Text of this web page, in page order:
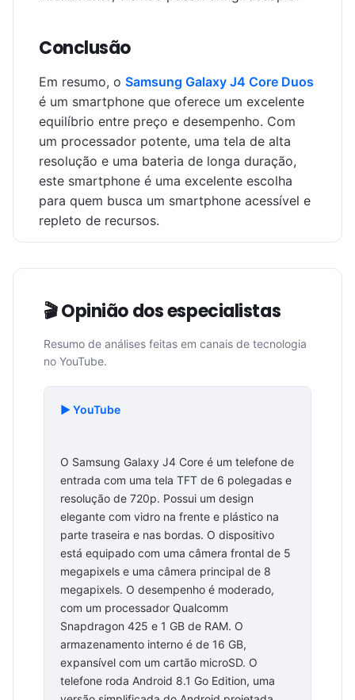
Conclusão
Em resumo, o Samsung Galaxy J4 Core Duos
é um smartphone que oferece um excelente
equilíbrio entre preço e desempenho. Com
um processador potente, uma tela de alta
resolução e uma bateria de longa duração,
este smartphone é uma excelente escolha
para quem busca um smartphone acessível e
repleto de recursos.
🎬 Opinião dos especialistas
Resumo de análises feitas em canais de tecnologia
no YouTube.
▶️ YouTube
O Samsung Galaxy J4 Core é um telefone de
entrada com uma tela TFT de 6 polegadas e
resolução de 720p. Possui um design
elegante com vidro na frente e plástico na
parte traseira e nas bordas. O dispositivo
está equipado com uma câmera frontal de 5
megapixels e uma câmera principal de 8
megapixels. O desempenho é moderado,
com um processador Qualcomm
Snapdragon 425 e 1 GB de RAM. O
armazenamento interno é de 16 GB,
expansível com um cartão microSD. O
telefone roda Android 8.1 Go Edition, uma